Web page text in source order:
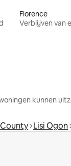
Florence
Verblijven van
kunnen
Lisi Ogon